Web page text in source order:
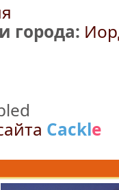
города:
Cackle